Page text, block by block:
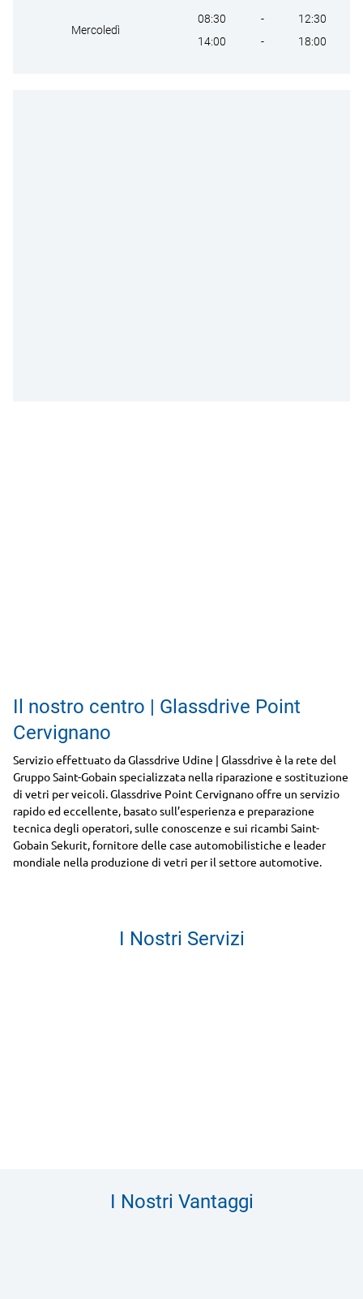
Mercoledì
08:30 -
12:30
14:00
- 18:00
Il nostro centro | Glassdrive Point
Cervignano
Servizio effettuato da Glassdrive Udine | Glassdrive è la rete del
Gruppo Saint-Gobain specializzata nella riparazione e sostituzione
di vetri per veicoli. Glassdrive Point Cervignano offre un servizio
rapido ed eccellente, basato sull’esperienza e preparazione
tecnica degli operatori, sulle conoscenze e sui ricambi Saint-
Gobain Sekurit, fornitore delle case automobilistiche e leader
mondiale nella produzione di vetri per il settore automotive.
I Nostri Servizi
I Nostri Vantaggi